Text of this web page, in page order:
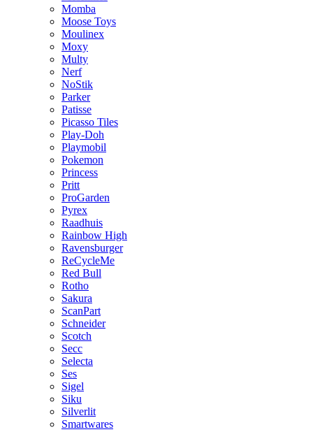
Momba
Moose Toys
Moulinex
Moxy
Multy
Nerf
NoStik
Parker
Patisse
Picasso Tiles
Play-Doh
Playmobil
Pokemon
Princess
Pritt
ProGarden
Pyrex
Raadhuis
Rainbow High
Ravensburger
ReCycleMe
Red Bull
Rotho
Sakura
ScanPart
Schneider
Scotch
Secc
Selecta
Ses
Sigel
Siku
Silverlit
Smartwares